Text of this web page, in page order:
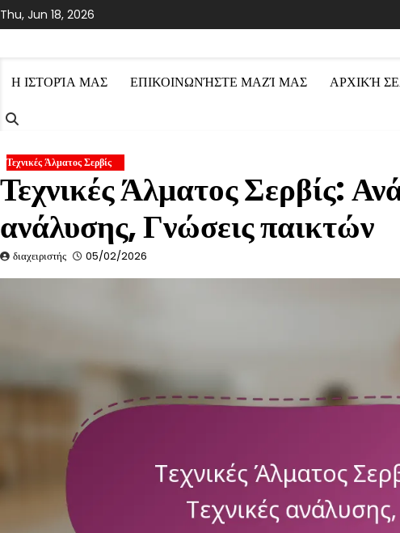
Skip
to
Thu, Jun 18, 2026
Η ΙΣΤΟΡΊΑ ΜΑΣ ΕΠΙΚΟΙΝΩΝΉΣΤΕ ΜΑΖΊ ΜΑΣ ΑΡΧΙΚΉ
Τεχνικές Άλματος Σερβίς
Τεχνικές Άλματος Σερβίς:
ανάλυσης, Γνώσεις παικτών
διαχειριστής 05/02/2026